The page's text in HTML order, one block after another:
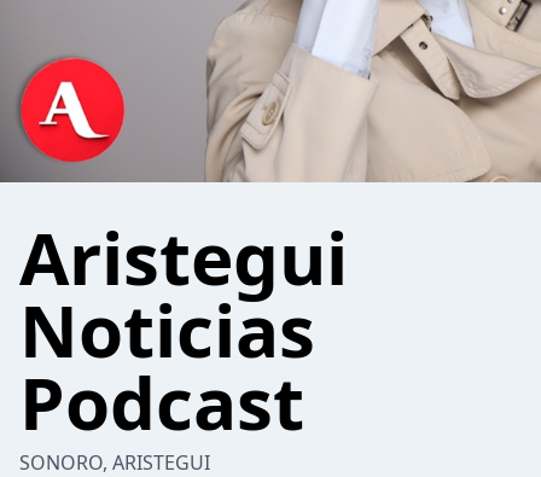
Aristegui
Noticias
Podcast
SONORO, ARISTEGUI